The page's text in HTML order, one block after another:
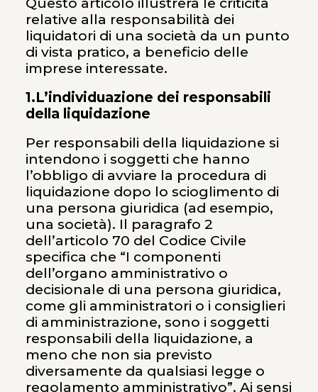
relative alla responsabilità dei
liquidatori di una società da un punto
di vista pratico, a beneficio delle
imprese interessate.
1.L’individuazione dei responsabili
della liquidazione
Per responsabili della liquidazione si
intendono i soggetti che hanno
l’obbligo di avviare la procedura di
liquidazione dopo lo scioglimento di
una persona giuridica (ad esempio,
una società). Il paragrafo 2
dell’articolo 70 del Codice Civile
specifica che “I componenti
dell’organo amministrativo o
decisionale di una persona giuridica,
come gli amministratori o i consiglieri
di amministrazione, sono i soggetti
responsabili della liquidazione, a
meno che non sia previsto
diversamente da qualsiasi legge o
regolamento amministrativo”. Ai sensi